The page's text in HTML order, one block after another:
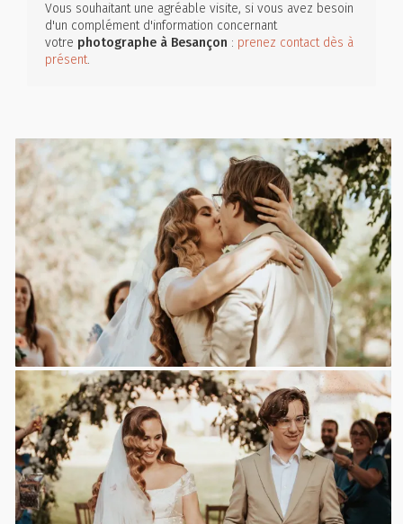
Vous souhaitant une agréable visite, si vous avez besoin
d'un complément d'information concernant
votre photographe à Besançon : prenez contact dès à
présent.